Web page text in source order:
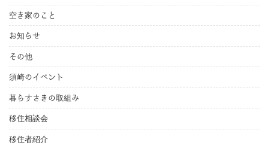
空き家のこと
お知らせ
その他
須崎のイベント
暮らすさきの取組み
移住相談会
移住者紹介